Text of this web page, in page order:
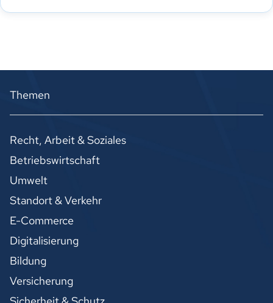
Themen
Recht, Arbeit & Soziales
Betriebswirtschaft
Umwelt
Standort & Verkehr
E-Commerce
Digitalisierung
Bildung
Versicherung